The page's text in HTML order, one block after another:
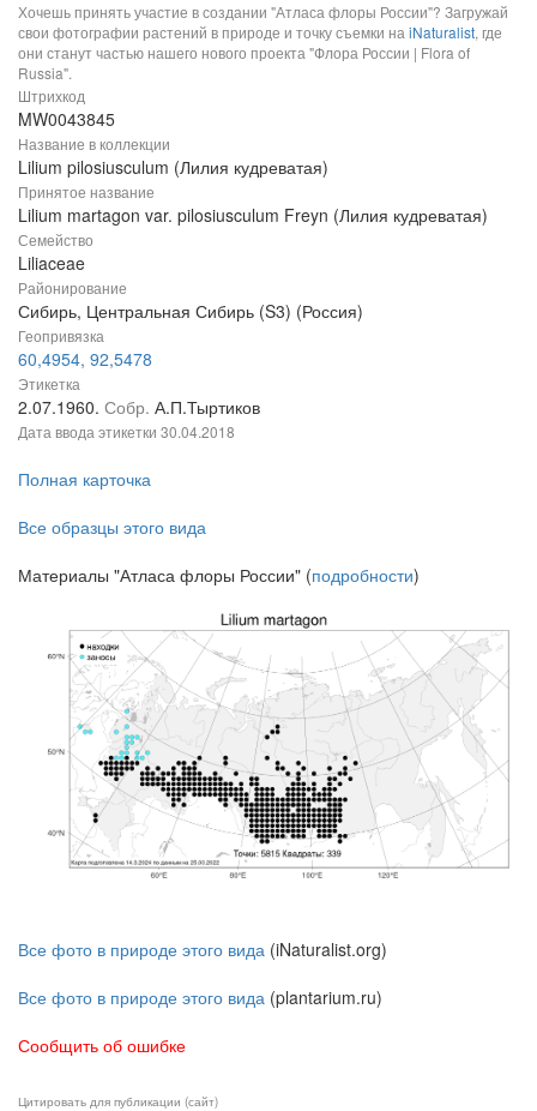
Хочешь принять участие в создании "Атласа флоры России"? Загружай
свои фотографии растений в природе и точку съемки наiNaturalist, где
они станут частью нашего нового проекта "Флора России | Flora of
Russia".
Штрихкод
MW0043845
Название в коллекции
Lilium pilosiusculum (Лилия кудреватая)
Принятое название
Lilium martagon var. pilosiusculum Freyn (Лилия кудреватая)
Семейство
Liliaceae
Районирование
Сибирь, Центральная Сибирь (S3) (Россия)
Геопривязка
60,4954, 92,5478
Этикетка
2.07.1960. Собр. А.П.Тыртиков
Дата ввода этикетки 30.04.2018
Полная карточка
Все образцы этого вида
Материалы "Атласа флоры России" (подробности)
Все фото в природе этого вида (iNaturalist.org)
Все фото в природе этого вида (plantarium.ru)
Сообщить об ошибке
Цитировать для публикации (сайт)